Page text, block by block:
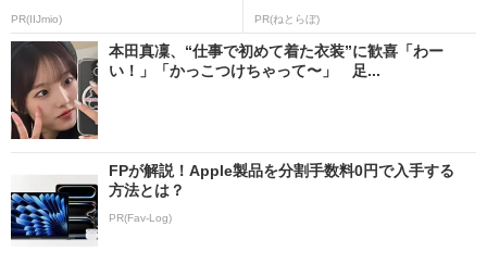
PR(IIJmio) PR(ねとらぼ)
本田真凜、“仕事で初めて着た衣装”に歓喜「わー
い！」「かっこつけちゃって〜」 足...
FPが解説！Apple製品を分割手数料0円で入手する
方法とは？
PR(Fav-Log)